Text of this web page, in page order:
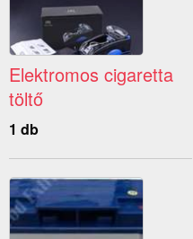
Elektromos cigaretta
töltő
1 db